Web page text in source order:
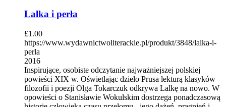
Lalka i perła
£1.00
https://www.wydawnictwoliterackie.pl/produkt/3848/lalka-i-
perla
2016
Inspirujące, osobiste odczytanie najważniejszej polskiej
powieści XIX w. Oświetlając dzieło Prusa lekturą klasyków
filozofii i poezji Olga Tokarczuk odkrywa Lalkę na nowo. W
opowieści o Stanisławie Wokulskim dostrzega ponadczasową